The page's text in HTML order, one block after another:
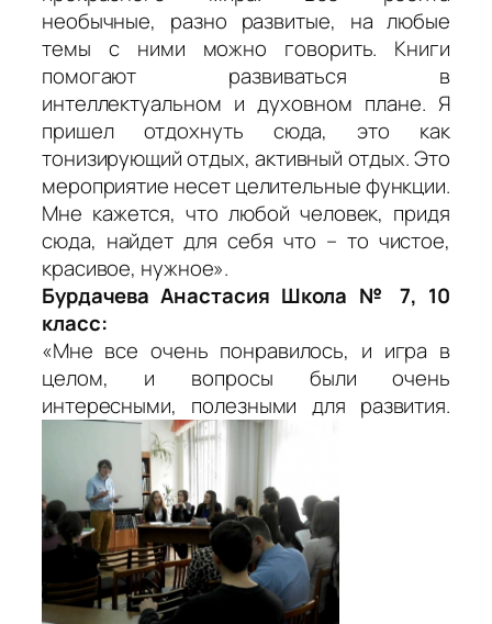
необычные, разно развитые, на любые
темы с ними можно говорить. Книги
помогают развиваться в
интеллектуальном и духовном плане. Я
пришел отдохнуть сюда, это как
тонизирующий отдых, активный отдых. Это
мероприятие несет целительные функции.
Мне кажется, что любой человек, придя
сюда, найдет для себя что – то чистое,
красивое, нужное».
Бурдачева Анастасия Школа № 7, 10
класс:
«Мне все очень понравилось, и игра в
целом, и вопросы были очень
интересными, полезными для развития.